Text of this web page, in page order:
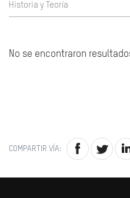
Historia y Teoría
No se encontraron
COMPARTIR VÍA: